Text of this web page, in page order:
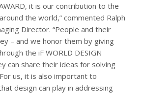
it is our contribution to the
the world,” commented Ralph
Director. “People and their
– and we honor them by giving
the iF WORLD DESIGN
can share their ideas for solving
us, it is also important to
design can play in addressing